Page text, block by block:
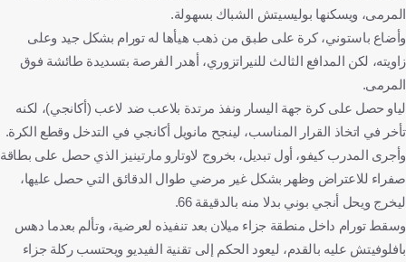
المرمى، ويسكنها بوليسيتش الشباك بسهولة.
وأضاع باستوني، كرة على طبق من ذهب هيأها له تورام بشكل جيد وعلى
زاويته، لكن المدافع الثالث للنيراتزوري، أهدر الفرصة بتسديدة طائشة فوق
المرمى.
لياو حصل على كرة جهة اليسار ونفذ مرتدة بلاعب ضد لاعب (أكانجي)، لكنه
تأخر في اتخاذ القرار المناسب، لينجح مانويل أكانجي في التدخل وقطع الكرة.
وأجرى المدرب كيفو، أول تبديل، بخروج لاوتارو مارتينيز الذي حصل على بطاقة
صفراء للاعتراض وظهر بشكل غير مرضي طوال الدقائق التي حصل عليها،
ليخرج ويحل أنجي بوني بدلا منه بالدقيقة 66.
وسقط تورام داخل منطقة جزاء ميلان بعد تنفيذه لعرضية، وتألم بعدما دهس
بافلوفيتش عليه بالقدم، ليعود الحكم إلى تقنية الفيديو ويحتسب ركلة جزاء